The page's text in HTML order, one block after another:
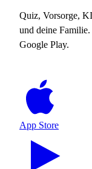
Quiz, Vorsorge,
und deine
Google Play.
App Store